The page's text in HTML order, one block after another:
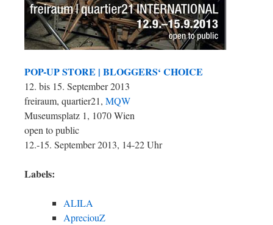
POP-UP STORE | BLOGGERS‘ CHOICE
12. bis 15. September 2013
freiraum, quartier21, MQW
Museumsplatz 1, 1070 Wien
open to public
12.-15. September 2013, 14-22 Uhr
Labels:
ALILA
ApreciouZ